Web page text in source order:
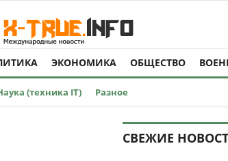
ЭКОНОМИКА ОБЩЕСТВО
(техника IT) Разное
СВЕЖИЕ